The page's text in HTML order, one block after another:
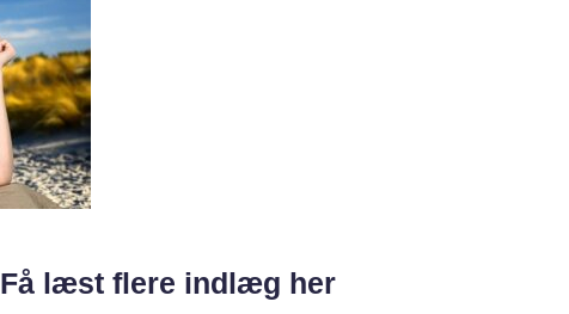
Få læst flere indlæg her